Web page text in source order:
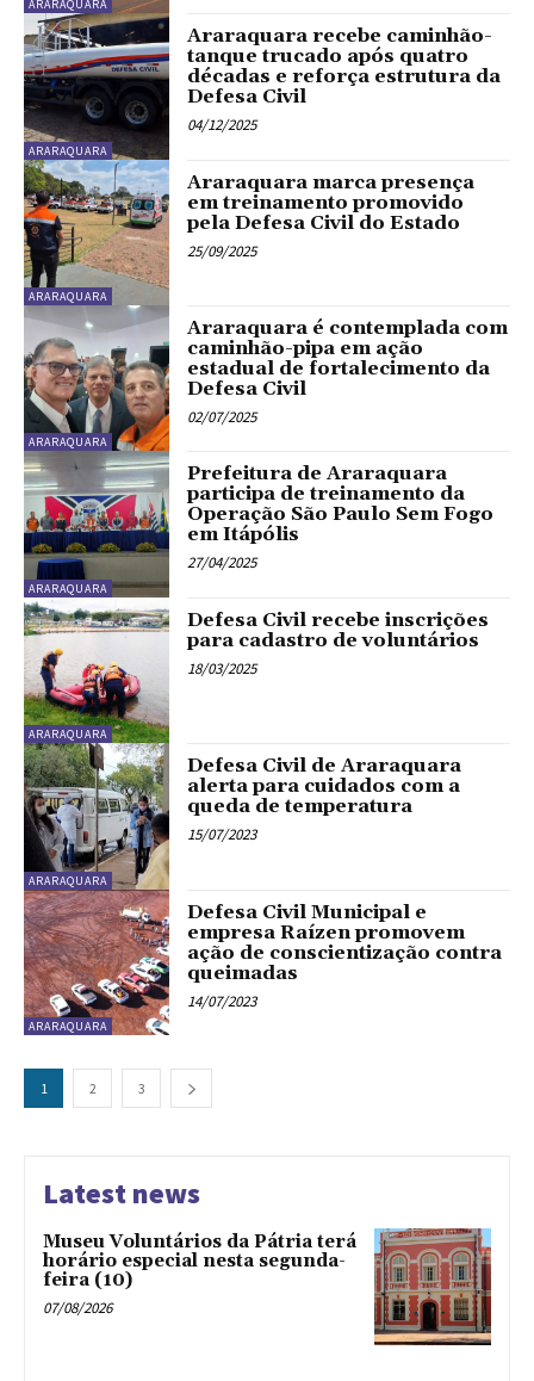
ARARAQUARA
ARARAQUARA
Araraquara recebe caminhão-
tanque trucado após quatro
décadas e reforça estrutura da
Defesa Civil
04/12/2025
ARARAQUARA
Araraquara marca presença
em treinamento promovido
pela Defesa Civil do Estado
25/09/2025
ARARAQUARA
Araraquara é contemplada com
caminhão-pipa em ação
estadual de fortalecimento da
Defesa Civil
02/07/2025
ARARAQUARA
Prefeitura de Araraquara
participa de treinamento da
Operação São Paulo Sem Fogo
em Itápólis
27/04/2025
ARARAQUARA
Defesa Civil recebe inscrições
para cadastro de voluntários
18/03/2025
ARARAQUARA
Defesa Civil de Araraquara
alerta para cuidados com a
queda de temperatura
15/07/2023
ARARAQUARA
Defesa Civil Municipal e
empresa Raízen promovem
ação de conscientização contra
queimadas
14/07/2023
1 2 3
Latest news
Museu Voluntários da Pátria terá
horário especial nesta segunda-
feira (10)
07/08/2026